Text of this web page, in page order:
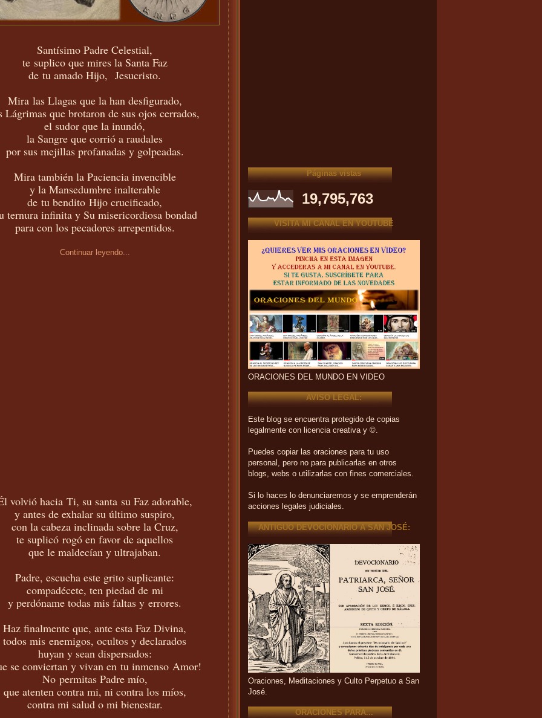
Santísimo Padre Celestial,
te suplico que mires la Santa Faz
de tu amado Hijo, Jesucristo.
Mira las Llagas que la han desfigurado,
Lágrimas que brotaron de sus ojos cerrados,
el sudor que la inundó,
la Sangre que corrió a raudales
por sus mejillas profanadas y golpeadas.
Mira también la Paciencia invencible
y la Mansedumbre inalterable
de tu bendito Hijo crucificado,
ternura infinita y Su misericordiosa bondad
para con los pecadores arrepentidos.
Continuar leyendo...
volvió hacia Ti, su santa su Faz adorable,
y antes de exhalar su último suspiro,
con la cabeza inclinada sobre la Cruz,
te suplicó rogó en favor de aquellos
que le maldecían y ultrajaban.
Padre, escucha este grito suplicante:
compadécete, ten piedad de mi
y perdóname todas mis faltas y errores.
Haz finalmente que, ante esta Faz Divina,
todos mis enemigos, ocultos y declarados
huyan y sean dispersados:
se conviertan y vivan en tu inmenso Amor!
No permitas Padre mío,
que atenten contra mi, ni contra los míos,
contra mi salud o mi bienestar.
Páginas vistas
19,795,763
VISITA MI CANAL EN YOUTUBE
ORACIONES DEL MUNDO EN VIDEO
AVISO LEGAL:
Este blog se encuentra protegido de copias
legalmente con licencia creativa y ©.
Puedes copiar las oraciones para tu uso
personal, pero no para publicarlas en otros
blogs, webs o utilizarlas con fines comerciales.
Si lo haces lo denunciaremos y se emprenderán
acciones legales judiciales.
ANTIGUO DEVOCIONARIO A SAN JOSÉ:
Oraciones, Meditaciones y Culto Perpetuo a San
José.
ORACIONES PARA...